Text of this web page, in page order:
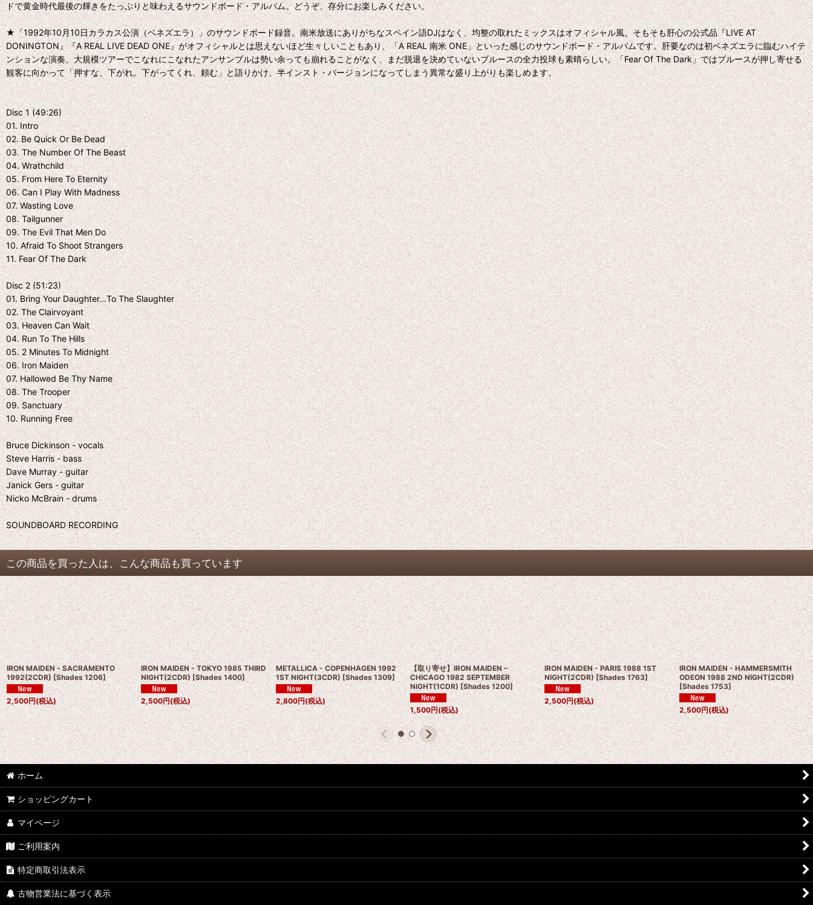
ドで黄金時代最後の輝きをたっぷりと味わえるサウンドボード・アルバム。どうぞ、存分にお楽しみください。
★「1992年10月10日カラカス公演（ベネズエラ）」のサウンドボード録音。南米放送にありがちなスペイン語DJはなく、均整の取れたミックスはオフィシャル風。そもそも肝心の公式品『LIVE AT
DONINGTON』『A REAL LIVE DEAD ONE』がオフィシャルとは思えないほど生々しいこともあり、「A REAL 南米 ONE」といった感じのサウンドボード・アルバムです。肝要なのは初ベネズエラに臨むハイテ
ンションな演奏。大規模ツアーでこなれにこなれたアンサンブルは勢い余っても崩れることがなく、まだ脱退を決めていないブルースの全力投球も素晴らしい。「Fear Of The Dark」ではブルースが押し寄せる
観客に向かって「押すな、下がれ。下がってくれ、頼む」と語りかけ、半インスト・バージョンになってしまう異常な盛り上がりも楽しめます。
Disc 1 (49:26)
01. Intro
02. Be Quick Or Be Dead
03. The Number Of The Beast
04. Wrathchild
05. From Here To Eternity
06. Can I Play With Madness
07. Wasting Love
08. Tailgunner
09. The Evil That Men Do
10. Afraid To Shoot Strangers
11. Fear Of The Dark
Disc 2 (51:23)
01. Bring Your Daughter...To The Slaughter
02. The Clairvoyant
03. Heaven Can Wait
04. Run To The Hills
05. 2 Minutes To Midnight
06. Iron Maiden
07. Hallowed Be Thy Name
08. The Trooper
09. Sanctuary
10. Running Free
Bruce Dickinson - vocals
Steve Harris - bass
Dave Murray - guitar
Janick Gers - guitar
Nicko McBrain - drums
SOUNDBOARD RECORDING
この商品を買った人は、こんな商品も買っています
IRON MAIDEN - SACRAMENTO
1992(2CDR) [Shades 1206]
2,500円(税込)
IRON MAIDEN - TOKYO 1985 THIRD
NIGHT(2CDR) [Shades 1400]
2,500円(税込)
METALLICA - COPENHAGEN 1992
1ST NIGHT(3CDR) [Shades 1309]
2,800円(税込)
【取り寄せ】IRON MAIDEN –
CHICAGO 1982 SEPTEMBER
NIGHT(1CDR) [Shades 1200]
1,500円(税込)
IRON MAIDEN - PARIS 1988 1ST
NIGHT(2CDR) [Shades 1763]
2,500円(税込)
IRON MAIDEN - HAMMERSMITH
ODEON 1988 2ND NIGHT(2CDR)
[Shades 1753]
2,500円(税込)
ホーム
ショッピングカート
マイページ
ご利用案内
特定商取引法表示
古物営業法に基づく表示